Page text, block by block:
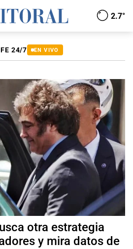
2.7°
24/7 EN VIVO
otra estrategia
y mira datos de